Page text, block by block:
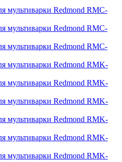
мультиварки Redmond RMC-
мультиварки Redmond RMC-
мультиварки Redmond RMC-
мультиварки Redmond RMK-
мультиварки Redmond RMK-
мультиварки Redmond RMK-
мультиварки Redmond RMK-
мультиварки Redmond RMK-
мультиварки Redmond RMK-